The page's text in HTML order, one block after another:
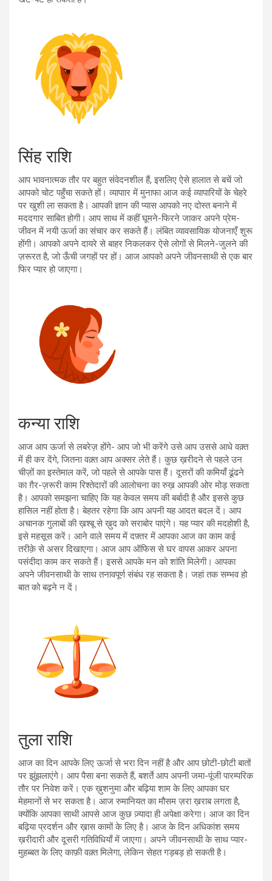
सिंह राशि
आप भावनात्मक तौर पर बहुत संवेदनशील हैं, इसलिए ऐसे हालात से बचें जो
आपको चोट पहुँचा सकते हों। व्यापाार में मुनाफा आज कई व्यापारियों के चेहरे
पर खुशी ला सकता है। आपकी ज्ञान की प्यास आपको नए दोस्त बनाने में
मददगार साबित होगी। आप साथ में कहीं घूमने-फिरने जाकर अपने प्रेम-
जीवन में नयी ऊर्जा का संचार कर सकते हैं। लंबित व्यावसायिक योजनाएँ शुरू
होंगी। आपको अपने दायरे से बाहर निकलकर ऐसे लोगों से मिलने-जुलने की
ज़रूरत है, जो ऊँची जगहों पर हों। आज आपको अपने जीवनसाथी से एक बार
फिर प्यार हो जाएगा।
कन्या राशि
आज आप ऊर्जा से लबरेज़ होंगे- आप जो भी करेंगे उसे आप उससे आधे वक़्त
में ही कर देंगे, जितना वक़्त आप अक्सर लेते हैं। कुछ ख़रीदने से पहले उन
चीज़ों का इस्तेमाल करें, जो पहले से आपके पास हैं। दूसरों की कमियाँ ढूंढने
का ग़ैर-ज़रूरी काम रिश्तेदारों की आलोचना का रुख़ आपकी ओर मोड़ सकता
है। आपको समझना चाहिए कि यह केवल समय की बर्बादी है और इससे कुछ
हासिल नहीं होता है। बेहतर रहेगा कि आप अपनी यह आदत बदल दें। आप
अचानक गुलाबों की ख़श्बू से ख़ुद को सराबोर पाएंगे। यह प्यार की मदहोशी है,
इसे महसूस करें। आने वाले समय में दफ़्तर में आपका आज का काम कई
तरीक़े से असर दिखाएगा। आज आप ऑफिस से घर वापस आकर अपना
पसंदीदा काम कर सकते हैं। इससे आपके मन को शांति मिलेगी। आपका
अपने जीवनसाथी के साथ तनावपूर्ण संबंध रह सकता है। जहां तक सम्भव हो
बात को बढ़ने न दें।
तुला राशि
आज का दिन आपके लिए ऊर्जा से भरा दिन नहीं है और आप छोटी-छोटी बातों
पर झुंझलाएंगे। आप पैसा बना सकते हैं, बशर्ते आप अपनी जमा-पूंजी पारम्परिक
तौर पर निवेश करें। एक ख़ुशनुमा और बढ़िया शाम के लिए आपका घर
मेहमानों से भर सकता है। आज रुमानियत का मौसम ज़रा ख़राब लगता है,
क्योंकि आपका साथी आपसे आज कुछ ज़्यादा ही अपेक्षा करेगा। आज का दिन
बढ़िया प्रदर्शन और ख़ास कामों के लिए है। आज के दिन अधिकांश समय
ख़रीदारी और दूसरी गतिविधियाँ में जाएगा। अपने जीवनसाथी के साथ प्यार-
मुहब्बत के लिए काफ़ी वक़्त मिलेगा, लेकिन सेहत गड़बड़ हो सकती है।